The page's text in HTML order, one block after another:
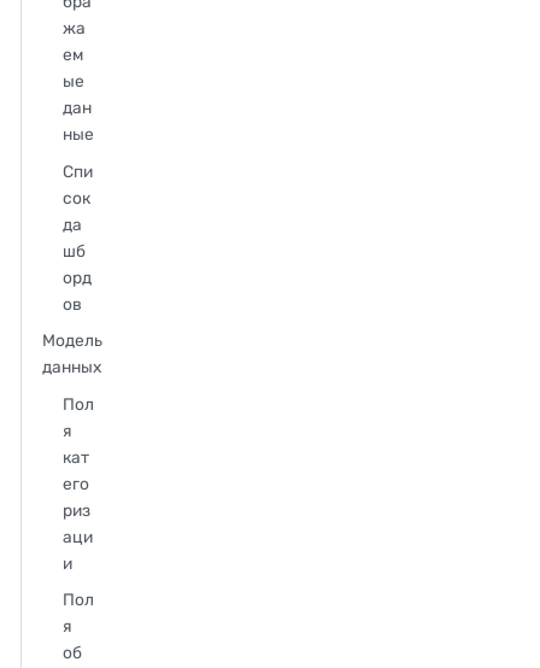
жа
ем
ые
дан
ные
Спи
сок
да
шб
орд
ов
Модель
данных
Пол
я
кат
его
риз
аци
и
Пол
я
об